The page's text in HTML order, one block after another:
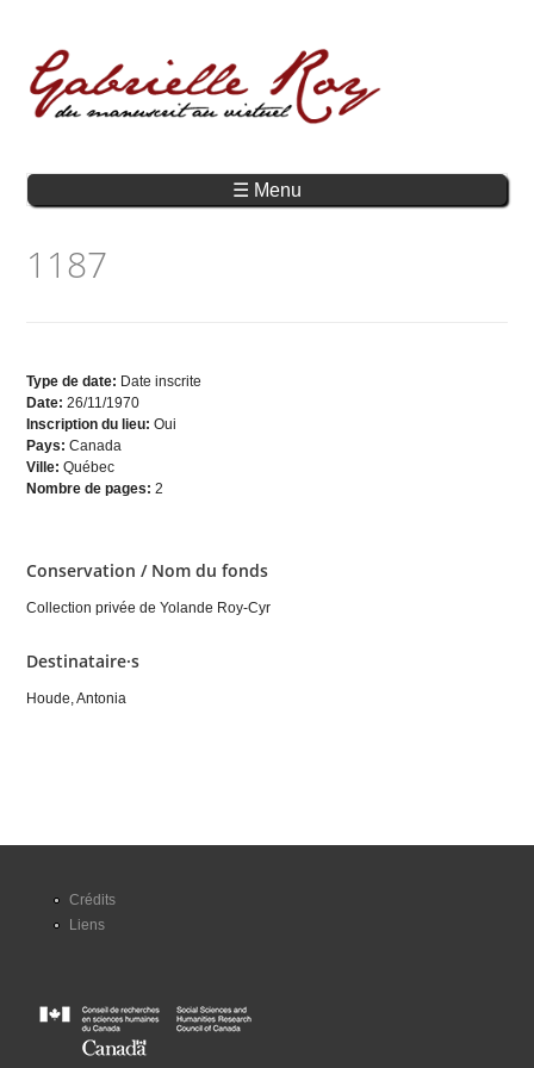
☰ Menu
1187
Type de date: Date inscrite
Date:26/11/1970
Inscription du lieu:Oui
Pays:Canada
Ville:Québec
Nombre de pages:2
Conservation / Nom du fonds
Collection privée de Yolande Roy-Cyr
Destinataire·s
Houde, Antonia
Crédits
Liens